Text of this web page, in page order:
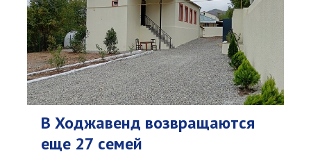
В Ходжавенд возвращаются
еще 27 семей